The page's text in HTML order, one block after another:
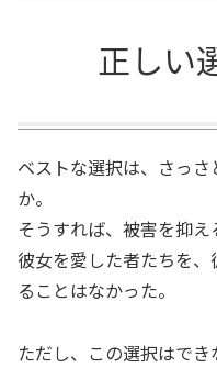
正しい
ベストな選択は、さっ
か。
そうすれば、被害を抑え
彼女を愛した者たちを
ることはなかった。
ただし、この選択はでき